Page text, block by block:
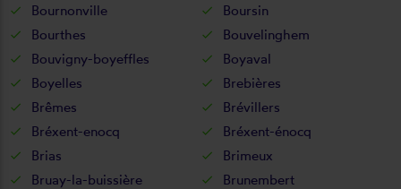
Bournonville
Boursin
Bourthes
Bouvelinghem
Bouvigny-boyeffles
Boyaval
Boyelles
Brebières
Brêmes
Brévillers
Bréxent-enocq
Bréxent-énocq
Brias
Brimeux
Bruay-la-buissière
Brunembert